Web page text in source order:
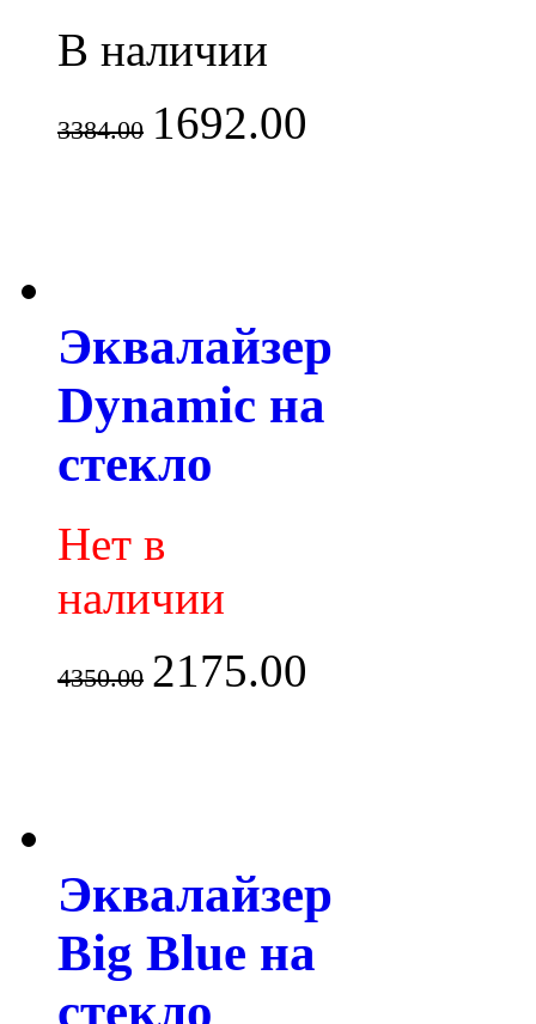
В наличии
3384.00 1692.00
Эквалайзер
Dynamic на
стекло
Нет в
наличии
4350.00 2175.00
Эквалайзер
Big Blue на
стекло